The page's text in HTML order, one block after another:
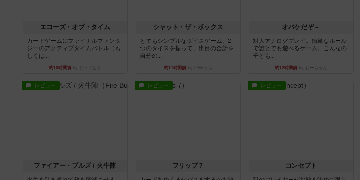
エコーズ・オブ・タイム
カードゲームにファイナルファンタ
ジーのアクティブタイムバトル（も
しくは...
約10時間前by ジェイとと
シャット・ザ・ボックス
とてもシンプルなダイスゲーム。2
つのダイスを振って、出目の合計を
自分の...
約11時間前by OSAっち
オバケだぞ～
対人アナログプレイ。簡単なルール
で誰とでも遊べるゲーム。こんなの
子ども...
約12時間前by おーちゃん
レビュー
ファイアー・ブルズ / 火牛陣
レビュー
フリップ７
レビュー
コンセプト